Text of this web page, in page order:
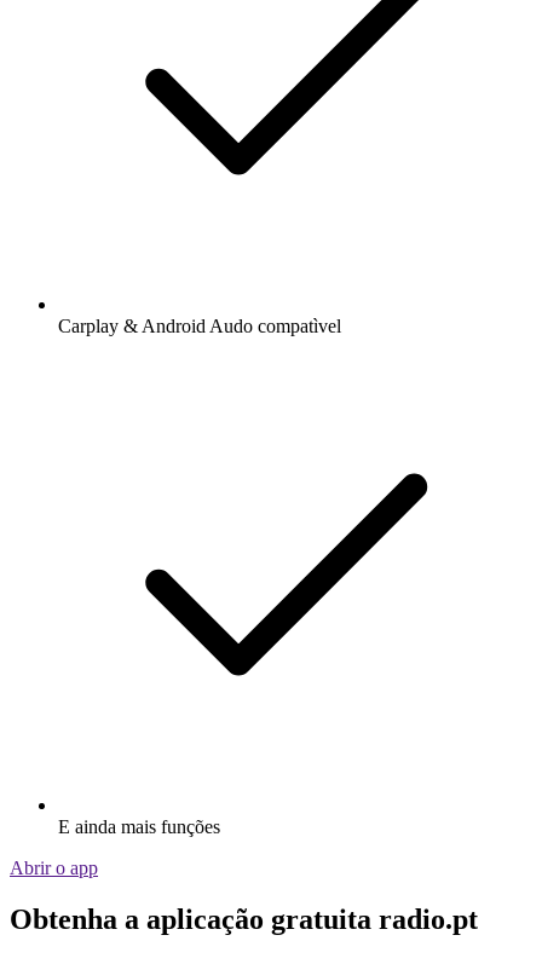
Carplay & Android Audo compatìvel
E ainda mais funções
Abrir o app
Obtenha a aplicação gratuita radio.pt